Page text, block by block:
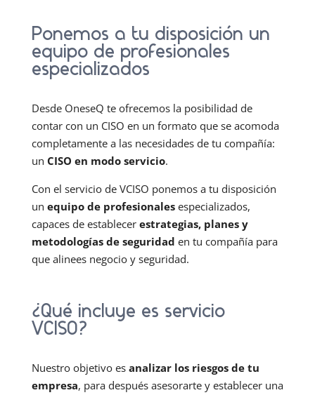
Ponemos a tu disposición un
equipo de profesionales
especializados
Desde OneseQ te ofrecemos la posibilidad de
contar con un CISO en un formato que se acomoda
completamente a las necesidades de tu compañía:
un CISO en modo servicio.
Con el servicio de VCISO ponemos a tu disposición
un equipo de profesionales especializados,
capaces de establecerestrategias, planes y
metodologías de seguridad en tu compañía para
que alinees negocio y seguridad.
¿Qué incluye es servicio
VCISO?
Nuestro objetivo es analizar los riesgos de tu
empresa, para después asesorarte y establecer una